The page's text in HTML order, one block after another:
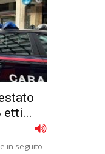
etti...
in seguito